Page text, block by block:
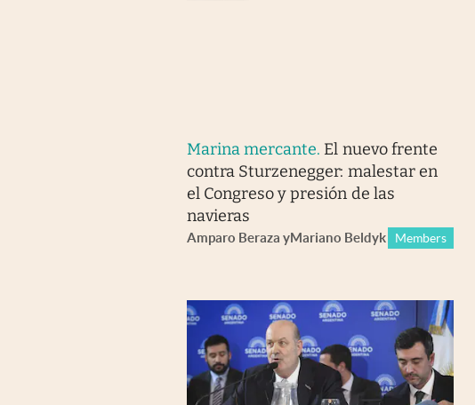
Marina mercante. El nuevo frente
contra Sturzenegger: malestar en
el Congreso y presión de las
navieras
Amparo Beraza yMariano Beldyk Members